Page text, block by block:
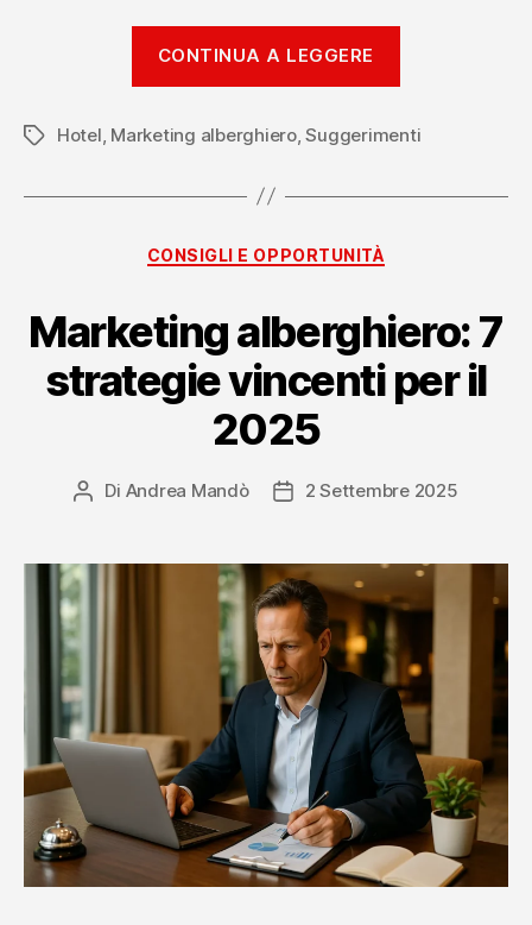
CONTINUA A LEGGERE
efficaci
strutture
Tag Hotel Marketing alberghiero,Suggerimenti
Categorie
CONSIGLI E OPPORTUNITÀ
Marketing alberghiero: 7
strategie vincenti per il
2025
Autore
Di Andrea Mandò
Data2 Settembre 2025